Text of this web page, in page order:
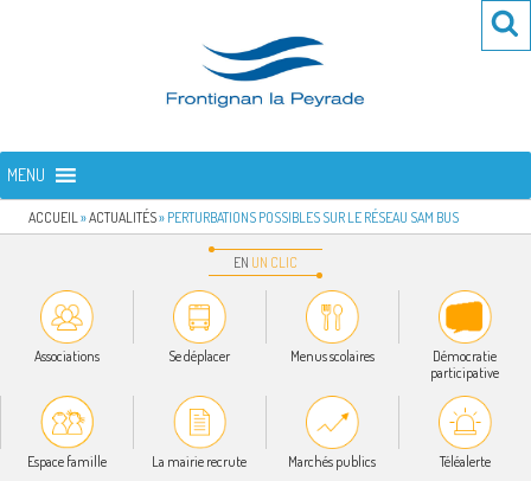
FRONTIGNAN LA PEYRADE
MENU
ACCUEIL »ACTUALITÉS» PERTURBATIONS POSSIBLES SUR LE RÉSEAU SAM BUS
EN UN CLIC
Associations Se déplacer Menus scolaires
Démocratie
participative
Espace famille La mairie recrute Marchés publics Téléalerte